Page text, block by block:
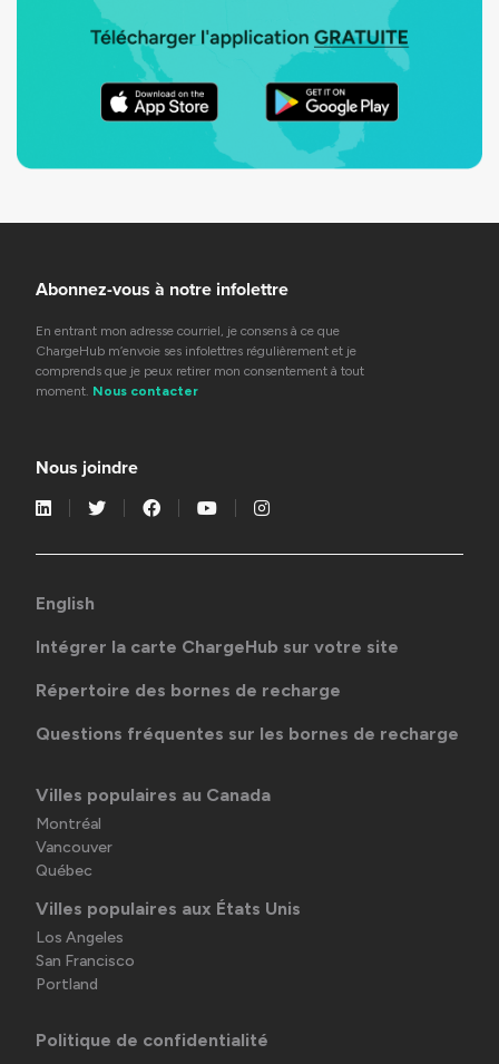
Abonnez-vous à notre infolettre
En entrant mon adresse courriel, je consens à ce que
ChargeHub m’envoie ses infolettres régulièrement et je
comprends que je peux retirer mon consentement à tout
moment. Nous contacter
Nous joindre
English
Intégrer la carte ChargeHub sur votre site
Répertoire des bornes de recharge
Questions fréquentes sur les bornes de recharge
Villes populaires au Canada
Montréal
Vancouver
Québec
Villes populaires aux États Unis
Los Angeles
San Francisco
Portland
Politique de confidentialité